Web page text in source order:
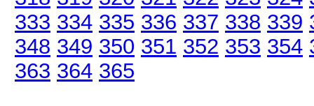
333 334 335 336 337 338 339
348 349 350 351 352 353 354
363 364 365